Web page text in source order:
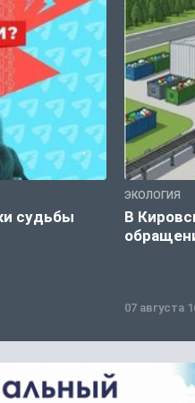
судьбы
ЭКОЛОГИЯ
В
07 августа